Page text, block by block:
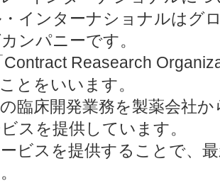
インターナショナルはグ
ンパニーです。
Reasearch
とをいいます。
臨床開発業務を製薬会社
スを提供しています。
ビスを提供することで、